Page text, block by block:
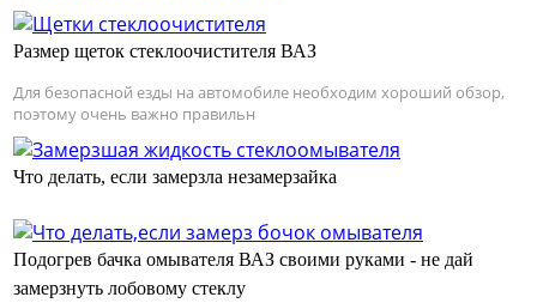
Размер щеток стеклоочистителя ВАЗ
Для безопасной езды на автомобиле необходим хороший обзор,
поэтому очень важно правильн
Что делать, если замерзла незамерзайка
Подогрев бачка омывателя ВАЗ своими руками - не дай
замерзнуть лобовому стеклу